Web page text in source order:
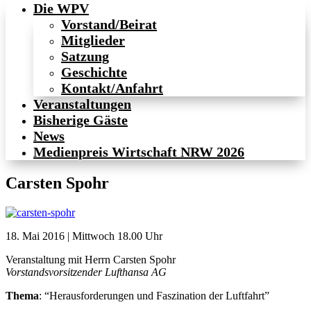
Die WPV
Vorstand/Beirat
Mitglieder
Satzung
Geschichte
Kontakt/Anfahrt
Veranstaltungen
Bisherige Gäste
News
Medienpreis Wirtschaft NRW 2026
Carsten Spohr
18. Mai 2016 | Mittwoch 18.00 Uhr
Veranstaltung mit Herrn Carsten Spohr
Vorstandsvorsitzender Lufthansa AG
Thema: “Herausforderungen und Faszination der Luftfahrt”